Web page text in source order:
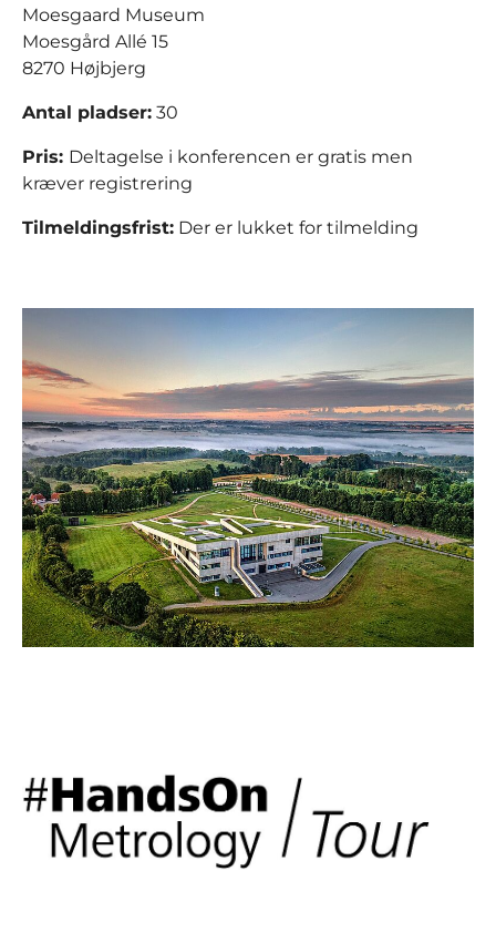
Moesgaard Museum
Moesgård Allé 15
8270 Højbjerg
Antal pladser: 30
Pris: Deltagelse i konferencen er gratis men
kræver registrering
Tilmeldingsfrist: Der er lukket for tilmelding